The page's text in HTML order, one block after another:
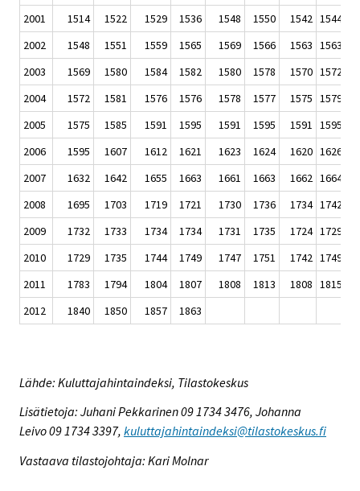
2001
1514 1522 1529 1536 1548 1550 1542 1544
2002
1548 1551 1559 1565 1569 1566 1563 1563
2003
1569 1580 1584 1582 1580 1578 1570 1572
2004
1572 1581 1576 1576 1578 1577 1575 1579
2005
1575 1585 1591 1595 1591 1595 1591 1595
2006
1595 1607 1612 1621 1623 1624 1620 1626
2007
1632 1642 1655 1663 1661 1663 1662 1664
2008
1695 1703 1719 1721 1730 1736 1734 1742
2009
1732 1733 1734 1734 1731 1735 1724 1729
2010
1729 1735 1744 1749 1747 1751 1742 1749
2011
1783 1794 1804 1807 1808 1813 1808 1815
2012
1840 1850 1857 1863
Lähde: Kuluttajahintaindeksi, Tilastokeskus
Lisätietoja: Juhani Pekkarinen 09 1734 3476, Johanna
Leivo 09 1734 3397, kuluttajahintaindeksi@tilastokeskus.fi
Vastaava tilastojohtaja: Kari Molnar